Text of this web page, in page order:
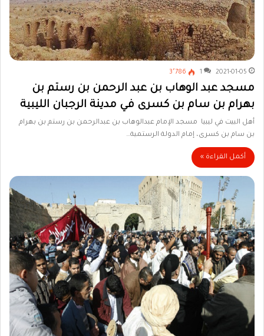
2021-01-05
1 3٬786
مسجد عبد الوهاب بن عبد الرحمن بن رستم بن
بهرام بن سام بن كسرى في مدينة الرجبان الليبية
أهل البيت في ليبيا مسجد الإمام عبدالوهاب بن عبدالرحمن بن رستم بن بهرام
بن سام بن كسرى، إمام الدولة الرستمية…
أكمل القراءة »